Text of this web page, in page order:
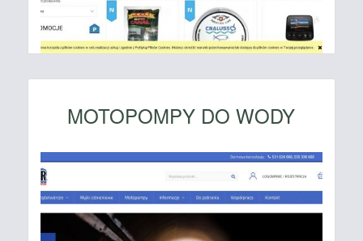
MOTOPOMPY DO WODY